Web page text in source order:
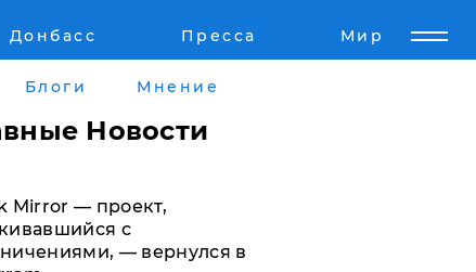
Донбасс Пресса Мир
Пресс-релизы
Блоги Мнение
Новости
Mirror — проект,
с
— вернулся в